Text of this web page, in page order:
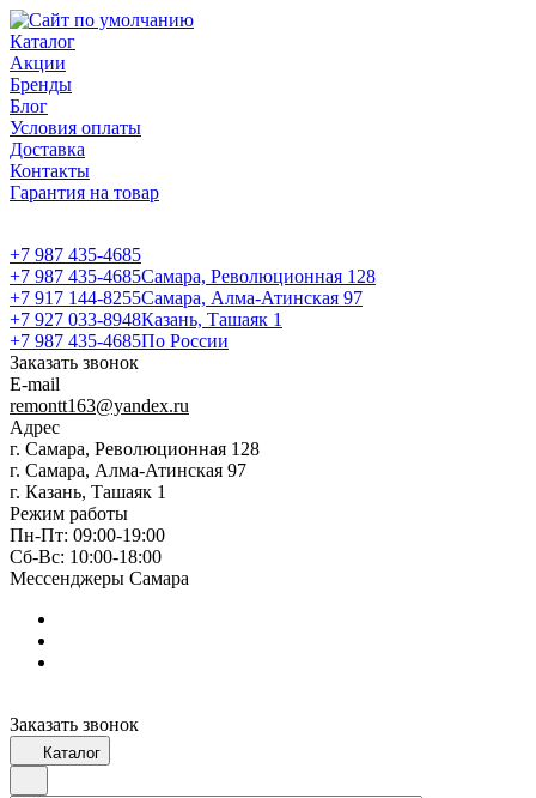
Каталог
Акции
Бренды
Блог
Условия оплаты
Доставка
Контакты
Гарантия на товар
+7 987 435-4685
+7 987 435-4685Самара, Революционная 128
+7 917 144-8255Самара, Алма-Атинская 97
+7 927 033-8948Казань, Ташаяк 1
+7 987 435-4685По России
Заказать звонок
E-mail
remontt163@yandex.ru
Адрес
г. Самара, Революционная 128
г. Самара, Алма-Атинская 97
г. Казань, Ташаяк 1
Режим работы
Пн-Пт: 09:00-19:00
Сб-Вс: 10:00-18:00
Мессенджеры Самара
Заказать звонок
Каталог